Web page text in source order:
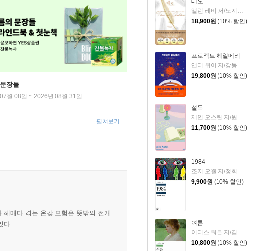
테오
앨런 레비 저/노지양 역
18,900원 (10% 할인)
프로젝트 헤일메리
19,800원 (10% 할인)
설득
제인 오스틴 저/원영선,전신화 공역
11,700원 (10% 할인)
1984
조지 오웰 저/정회성 역
9,900원 (10% 할인)
여름
이디스 워튼 저/김욱동 역
10,800원 (10% 할인)
장들
월 08일 ~ 2026년 08월 31일
펼쳐보기
헤매다 겪는 온갖 모험은 뜻밖의 전개
다.